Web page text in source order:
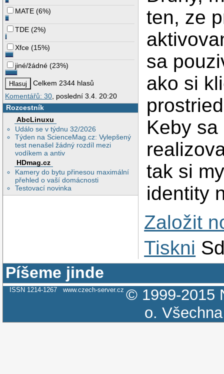
MATE (6%)
TDE (2%)
Xfce (15%)
jiné/žádné (23%)
Celkem 2344 hlasů
Komentářů: 30 , poslední 3.4. 20:20
Rozcestník
AbcLinuxu
Událo se v týdnu 32/2026
Týden na ScienceMag.cz: Vylepšený
test nenašel žádný rozdíl mezi
vodíkem a antiv
HDmag.cz
Kamery do bytu přinesou maximální
přehled o vaší domácnosti
Testovací novinka
ten, ze
sa
ako si
Keby
tak si
identity
Založit
Tiskni
Píšeme jinde
ISSN 1214-1267 www.czech-server.cz © 1999-2015
o.